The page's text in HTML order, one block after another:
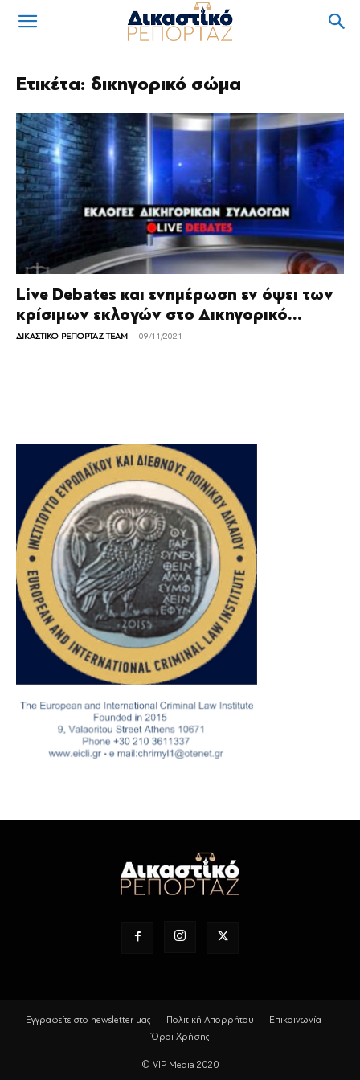
Ετικέτα: δικηγορικό σώμα
Live Debates και ενημέρωση εν όψει των
κρίσιμων εκλογών στο Δικηγορικό...
ΔΙΚΑΣΤΙΚΟ ΡΕΠΟΡΤΑΖ TEAM - 09/11/2021
Εγγραφείτε στο newsletter μας Πολιτική Απορρήτου
Επικοινωνία
Όροι Χρήσης
© VIP Media 2020